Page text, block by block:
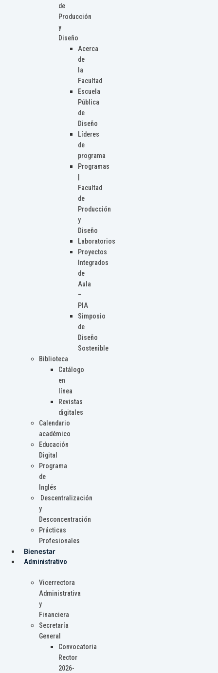
de
Producción
y
Diseño
Acerca
de
la
Facultad
Escuela
Pública
de
Diseño
Líderes
de
programa
Programas
Facultad
de
Producción
y
Diseño
Laboratorios
Proyectos
Integrados
de
Aula
–
PIA
Simposio
de
Diseño
Sostenible
Biblioteca
Catálogo
en
línea
Revistas
digitales
Calendario
académico
Educación
Digital
Programa
de
Inglés
Descentralización
y
Desconcentración
Prácticas
Profesionales
Bienestar
Administrativo
Vicerrectora
Administrativa
y
Financiera
Secretaría
General
Convocatoria
Rector
2026-